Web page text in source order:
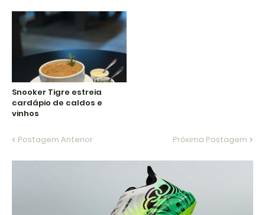
Snooker Tigre estreia
cardápio de caldos e
vinhos
Postagem Anterior Próxima Postagem